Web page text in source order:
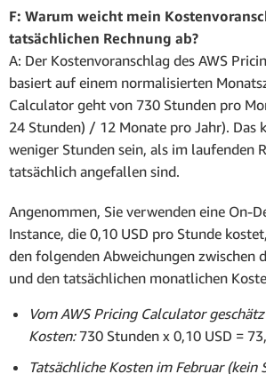
F: Warum weicht mein
tatsächlichen Rechnung ab?
A: Der Kostenvoranschlag des AWS
basiert auf einem normalisierten
Calculator geht von 730 Stunden pro
24 Stunden) / 12 Monate pro Jahr). Das
weniger Stunden sein, als im laufenden
tatsächlich angefallen sind.
Angenommen, Sie verwenden eine On-
Instance, die 0,10 USD pro Stunde
den folgenden Abweichungen zwischen
und den tatsächlichen monatlichen
Vom AWS Pricing Calculator
Kosten:730 Stunden x 0,10 USD =
Tatsächliche Kosten im Februar (kein